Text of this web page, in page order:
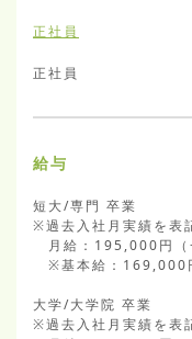
正社員
正社員
給与
短大/専門 卒業
※過去入社月実績を表
月給：195,000円（
※基本給：169,000
大学/大学院 卒業
※過去入社月実績を表